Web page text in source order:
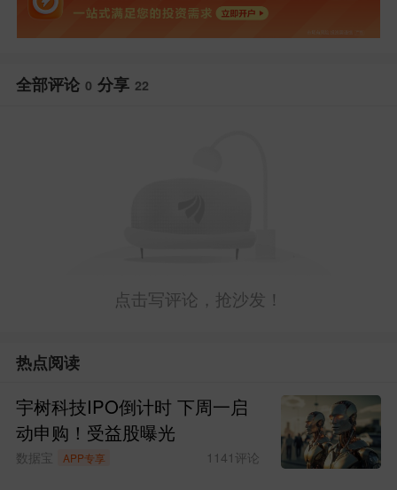
全部评论 0 分享 22
点击写评论，抢沙发！
热点阅读
宇树科技IPO倒计时 下周一启
动申购！受益股曝光
数据宝 APP专享 1141评论